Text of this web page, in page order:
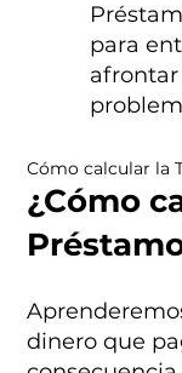
Cómo calcular la
¿Cómo
dinero que
para
afrontar